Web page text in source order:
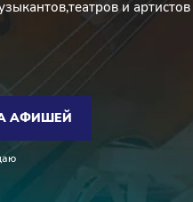
и
АФИШЕЙ